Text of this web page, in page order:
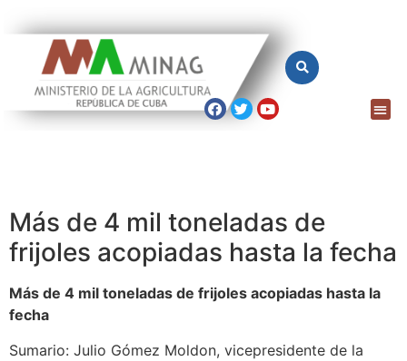
Más de 4 mil toneladas de
frijoles acopiadas hasta la fecha
Más de 4 mil toneladas de frijoles acopiadas hasta la
fecha
Sumario: Julio Gómez Moldon, vicepresidente de la